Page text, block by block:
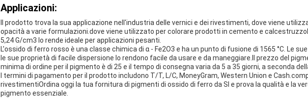
Applicazioni:
Il prodotto trova la sua applicazione nell'industria delle vernici e dei rivestimenti, dove viene
opacità a varie formulazioni.dove viene utilizzato per colorare prodotti in cemento e
5,24 G/cm3 lo rende ideale per applicazioni pesanti.
L'ossido di ferro rosso è una classe chimica di α - Fe2O3 e ha un punto di fusione di 1565 °C. Le
le sue proprietà di facile dispersione lo rendono facile da usare e da maneggiare.Il prezzo del
minima di ordine per il pigmento è di 25 e il tempo di consegna varia da 5 a 35 giorni, a seconda
I termini di pagamento per il prodotto includono T/T, L/C, MoneyGram, Western Union e
rivestimentiOrdina oggi la tua fornitura di pigmenti di ossido di ferro da SI e prova la qualità e la
pigmento essenziale.